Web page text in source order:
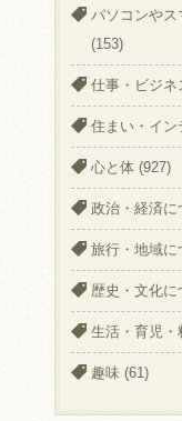
パソコンやス
(153)
仕事・ビジネ
住まい・イン
心と体 (927)
政治・経済に
旅行・地域に
歴史・文化に
生活・育児・
趣味 (61)